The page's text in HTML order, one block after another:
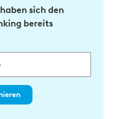
sich den
bereits